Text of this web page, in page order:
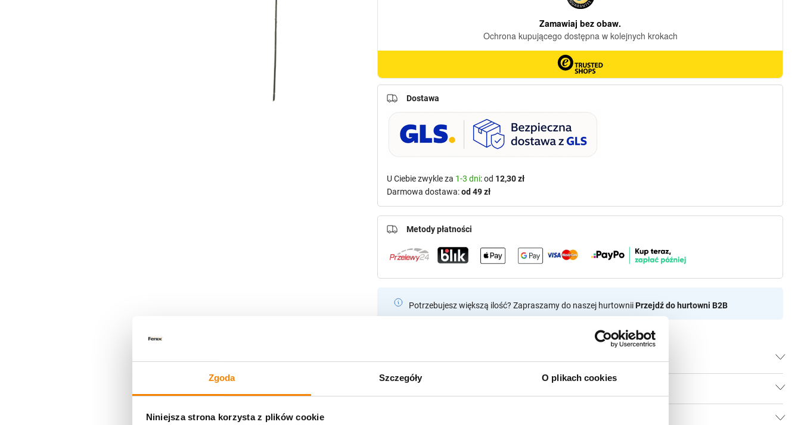
Zgoda Szczegóły O plikach cookies
Niniejsza strona korzysta z plików cookie
Potrzebujesz większą ilość? Zapraszamy do naszej hurtowniiPrzejdź do hurtowni B2B
Dostawa
U Ciebie zwykle za 1-3 dni: od 12,30 zł
Darmowa dostawa:od 49 zł
Metody płatności
Specyfikacja